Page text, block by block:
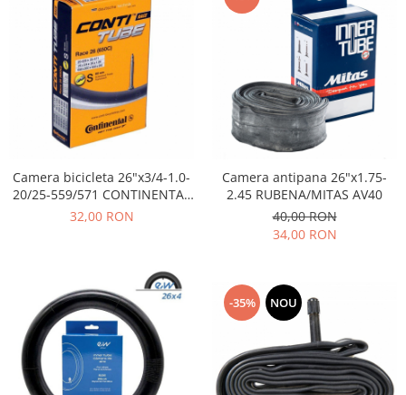
Camera bicicleta 26"x3/4-1.0-
20/25-559/571 CONTINENTAL
Race, valva FV60
32,00 RON
Camera antipana 26"x1.75-
2.45 RUBENA/MITAS AV40
40,00 RON
34,00 RON
-35% NOU